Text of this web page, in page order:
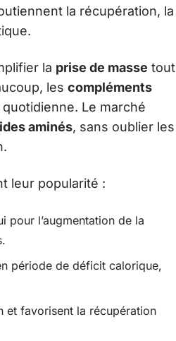
la récupération, la
la prise de masse tout
les compléments
Le marché
aminés, sans oublier les
leur popularité :
pour l’augmentation de la
période de déficit calorique,
et favorisent la récupération